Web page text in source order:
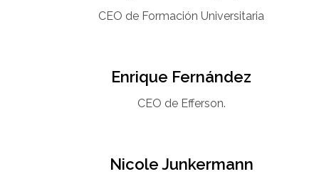
CEO de Formación Universitaria​
Enrique Fernández
CEO de Efferson.
Nicole Junkermann​